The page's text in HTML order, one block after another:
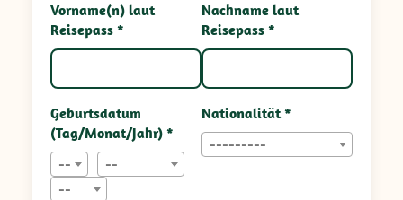
Vorname(n) laut
Reisepass *
Nachname laut
Reisepass *
Geburtsdatum
(Tag/Monat/Jahr) *
--
--
--
Nationalität *
---------